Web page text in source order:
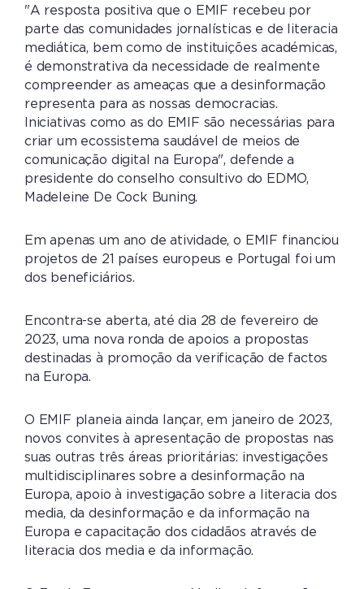
"A resposta positiva que o EMIF recebeu por
parte das comunidades jornalísticas e de literacia
mediática, bem como de instituições académicas,
é demonstrativa da necessidade de realmente
compreender as ameaças que a desinformação
representa para as nossas democracias.
Iniciativas como as do EMIF são necessárias para
criar um ecossistema saudável de meios de
comunicação digital na Europa", defende a
presidente do conselho consultivo do EDMO,
Madeleine De Cock Buning.
Em apenas um ano de atividade, o EMIF financiou
projetos de 21 países europeus e Portugal foi um
dos beneficiários.
Encontra-se aberta, até dia 28 de fevereiro de
2023, uma nova ronda de apoios a propostas
destinadas à promoção da verificação de factos
na Europa.
O EMIF planeia ainda lançar, em janeiro de 2023,
novos convites à apresentação de propostas nas
suas outras três áreas prioritárias: investigações
multidisciplinares sobre a desinformação na
Europa, apoio à investigação sobre a literacia dos
media, da desinformação e da informação na
Europa e capacitação dos cidadãos através de
literacia dos media e da informação.